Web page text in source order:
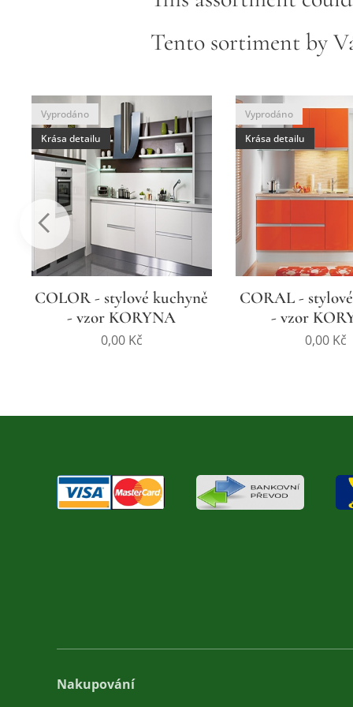
Tento sortiment by
COLOR - stylové kuchyně
- vzor KORYNA
Vyprodáno
Krása detailu
0,00Kč
CORAL -
- vzor
Vyprodáno
Krása detailu
0,00Kč
Nakupování